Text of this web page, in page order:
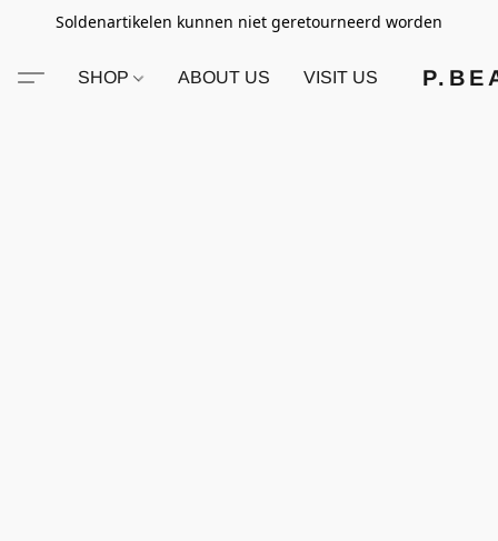
Soldenartikelen kunnen niet geretourneerd worden
SHOP ABOUT US VISIT US